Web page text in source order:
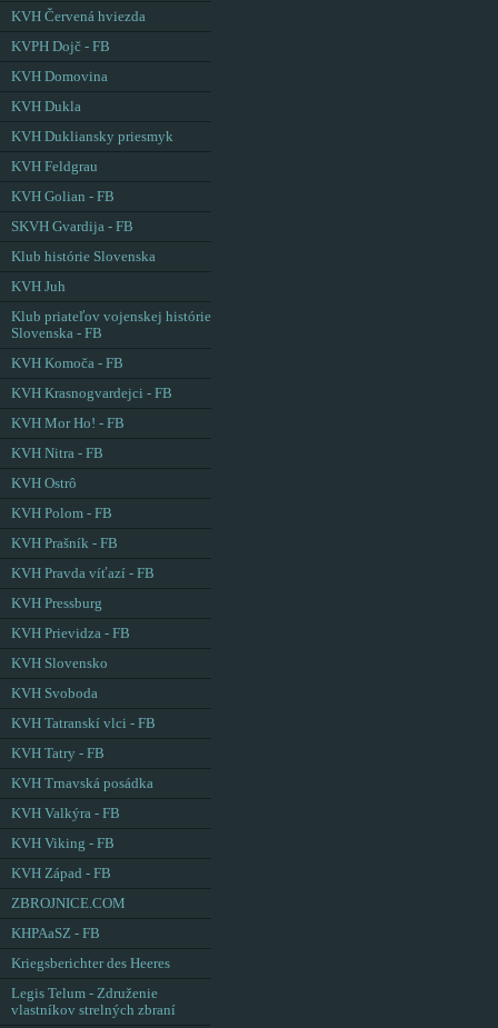
KVH Červená hviezda
KVPH Dojč - FB
KVH Domovina
KVH Dukla
KVH Dukliansky priesmyk
KVH Feldgrau
KVH Golian - FB
SKVH Gvardija - FB
Klub histórie Slovenska
KVH Juh
Klub priateľov vojenskej histórie
Slovenska - FB
KVH Komoča - FB
KVH Krasnogvardejci - FB
KVH Mor Ho! - FB
KVH Nitra - FB
KVH Ostrô
KVH Polom - FB
KVH Prašník - FB
KVH Pravda víťazí - FB
KVH Pressburg
KVH Prievidza - FB
KVH Slovensko
KVH Svoboda
KVH Tatranskí vlci - FB
KVH Tatry - FB
KVH Trnavská posádka
KVH Valkýra - FB
KVH Viking - FB
KVH Západ - FB
ZBROJNICE.COM
KHPAaSZ - FB
Kriegsberichter des Heeres
Legis Telum - Združenie
vlastníkov strelných zbraní